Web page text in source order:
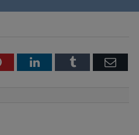
PinterestLinkedInTumblr Email